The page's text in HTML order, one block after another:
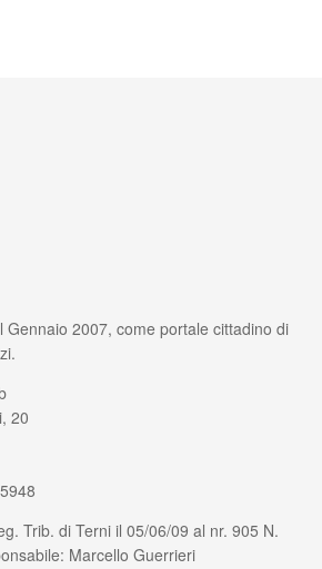
Gennaio 2007, come portale cittadino di
20
Trib. di Terni il 05/06/09 al nr. 905 N.
Marcello Guerrieri